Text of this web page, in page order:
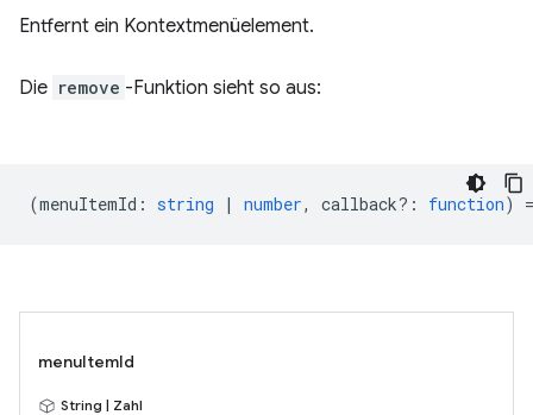
Entfernt ein Kontextmenüelement.
Die remove -Funktion sieht so aus:
(menuItemId : string | number, callback? : function)
menuItemId
String | Zahl